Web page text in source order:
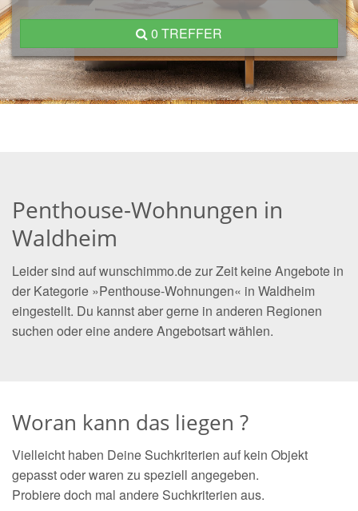
0 TREFFER
Penthouse-Wohnungen in
Waldheim
Leider sind auf wunschimmo.de zur Zeit keine Angebote in
der Kategorie »Penthouse-Wohnungen« in Waldheim
eingestellt. Du kannst aber gerne in anderen Regionen
suchen oder eine andere Angebotsart wählen.
Woran kann das liegen ?
Vielleicht haben Deine Suchkriterien auf kein Objekt
gepasst oder waren zu speziell angegeben.
Probiere doch mal andere Suchkriterien aus.